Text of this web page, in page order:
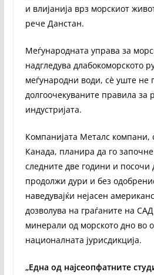
и влијанија врз морскиот
рече Данстан.
Меѓународната управа за
надгледува длабокоморското
меѓународни води, сè уште не
долгоочекуваните правила за
индустријата.
Компанијата Металс компани,
Канада, планира да го
следните две години и посочи
продолжи дури и без
наведувајќи нејасен
дозволува на граѓаните на
минерали од морското дно во
националната јурисдикција.
„Една од најсеопфатните